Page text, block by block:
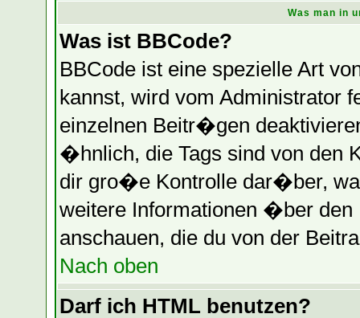
Was man in
Was ist BBCode?
BBCode ist eine spezielle Art
kannst, wird vom Administrator
einzelnen Beitr�gen
�hnlich, die Tags sind von den
dir gro�e Kontrolle dar�ber,
weitere Informationen �ber den
anschauen, die du von der
Nach oben
Darf ich HTML benutzen?